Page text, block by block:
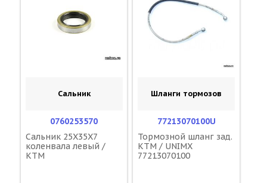
Сальник
0760253570
Сальник 25X35X7
коленвала левый /
KTM
Шланги тормозов
77213070100U
Тормозной шланг зад.
KTM / UNIMX
77213070100